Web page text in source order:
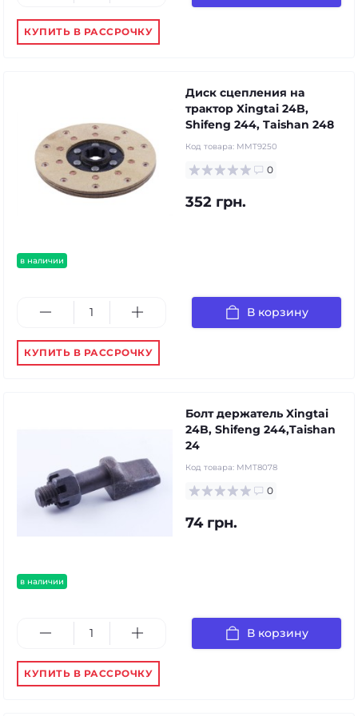
КУПИТЬ В РАССРОЧКУ
в наличии
Диск сцепления на
трактор Xingtai 24B,
Shifeng 244, Taishan 248
Код товара: MMT9250
0
352 грн.
В корзину
КУПИТЬ В РАССРОЧКУ
в наличии
Болт держатель Xingtai
24B, Shifeng 244,Taishan
24
Код товара: MMT8078
0
74 грн.
В корзину
КУПИТЬ В РАССРОЧКУ